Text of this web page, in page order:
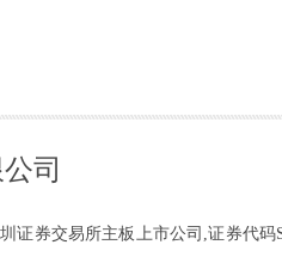
司
证券交易所主板上市公司,证券代